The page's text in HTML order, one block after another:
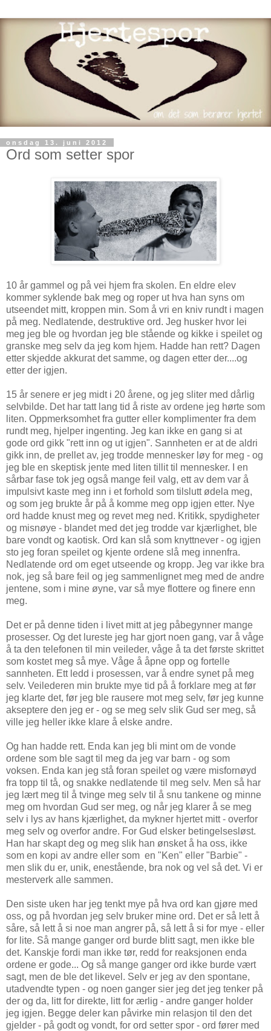
onsdag 13. juni 2012
Ord som setter spor
10 år gammel og på vei hjem fra skolen. En eldre elev
kommer syklende bak meg og roper ut hva han syns om
utseendet mitt, kroppen min. Som å vri en kniv rundt i magen
på meg. Nedlatende, destruktive ord. Jeg husker hvor lei
meg jeg ble og hvordan jeg ble stående og kikke i speilet og
granske meg selv da jeg kom hjem. Hadde han rett? Dagen
etter skjedde akkurat det samme, og dagen etter der....og
etter der igjen.
15 år senere er jeg midt i 20 årene, og jeg sliter med dårlig
selvbilde. Det har tatt lang tid å riste av ordene jeg hørte som
liten. Oppmerksomhet fra gutter eller komplimenter fra dem
rundt meg, hjelper ingenting. Jeg kan ikke en gang si at
gode ord gikk "rett inn og ut igjen". Sannheten er at de aldri
gikk inn, de prellet av, jeg trodde mennesker løy for meg - og
jeg ble en skeptisk jente med liten tillit til mennesker. I en
sårbar fase tok jeg også mange feil valg, ett av dem var å
impulsivt kaste meg inn i et forhold som tilslutt ødela meg,
og som jeg brukte år på å komme meg opp igjen etter. Nye
ord hadde knust meg og revet meg ned. Kritikk, spydigheter
og misnøye - blandet med det jeg trodde var kjærlighet, ble
bare vondt og kaotisk. Ord kan slå som knyttnever - og igjen
sto jeg foran speilet og kjente ordene slå meg innenfra.
Nedlatende ord om eget utseende og kropp. Jeg var ikke bra
nok, jeg så bare feil og jeg sammenlignet meg med de andre
jentene, som i mine øyne, var så mye flottere og finere enn
meg.
Det er på denne tiden i livet mitt at jeg påbegynner mange
prosesser. Og det lureste jeg har gjort noen gang, var å våge
å ta den telefonen til min veileder, våge å ta det første skrittet
som kostet meg så mye. Våge å åpne opp og fortelle
sannheten. Ett ledd i prosessen, var å endre synet på meg
selv. Veilederen min brukte mye tid på å forklare meg at før
jeg klarte det, før jeg ble rausere mot meg selv, før jeg kunne
akseptere den jeg er - og se meg selv slik Gud ser meg, så
ville jeg heller ikke klare å elske andre.
Og han hadde rett. Enda kan jeg bli mint om de vonde
ordene som ble sagt til meg da jeg var barn - og som
voksen. Enda kan jeg stå foran speilet og være misfornøyd
fra topp til tå, og snakke nedlatende til meg selv. Men så har
jeg lært meg til å tvinge meg selv til å snu tankene og minne
meg om hvordan Gud ser meg, og når jeg klarer å se meg
selv i lys av hans kjærlighet, da mykner hjertet mitt - overfor
meg selv og overfor andre. For Gud elsker betingelsesløst.
Han har skapt deg og meg slik han ønsket å ha oss, ikke
som en kopi av andre eller som en "Ken" eller "Barbie" -
men slik du er, unik, enestående, bra nok og vel så det. Vi er
mesterverk alle sammen.
Den siste uken har jeg tenkt mye på hva ord kan gjøre med
oss, og på hvordan jeg selv bruker mine ord. Det er så lett å
såre, så lett å si noe man angrer på, så lett å si for mye - eller
for lite. Så mange ganger ord burde blitt sagt, men ikke ble
det. Kanskje fordi man ikke tør, redd for reaksjonen enda
ordene er gode... Og så mange ganger ord ikke burde vært
sagt, men de ble det likevel. Selv er jeg av den spontane,
utadvendte typen - og noen ganger sier jeg det jeg tenker på
der og da, litt for direkte, litt for ærlig - andre ganger holder
jeg igjen. Begge deler kan påvirke min relasjon til den det
gjelder - på godt og vondt, for ord setter spor - ord fører med